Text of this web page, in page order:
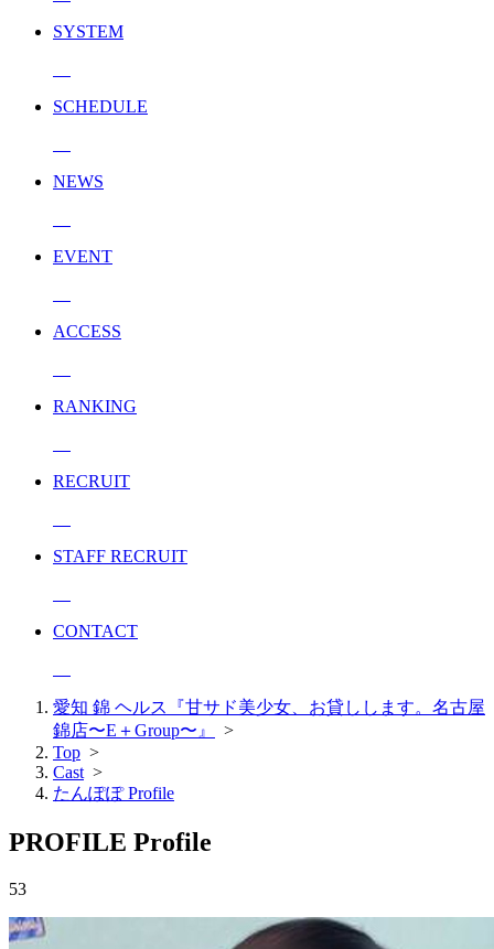
SYSTEM
SCHEDULE
NEWS
EVENT
ACCESS
RANKING
RECRUIT
STAFF RECRUIT
CONTACT
愛知 錦 ヘルス『甘サド美少女、お貸しします。名古屋
錦店〜E＋Group〜』
>
Top >
Cast >
たんぽぽ Profile
PROFILE Profile
53